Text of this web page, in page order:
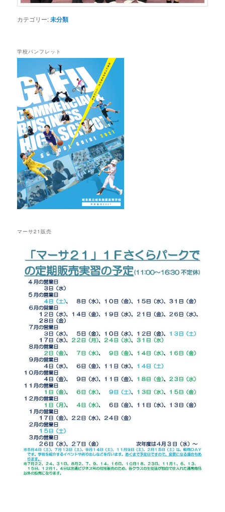
カテゴリー:未分類
学校パンフレット
マーサ21販売